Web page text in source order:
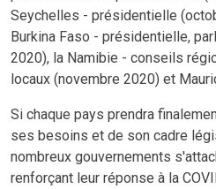
Seychelles - présidentielle
Burkina Faso - présidentielle,
2020), la Namibie - conseils
locaux (novembre 2020) et
Si chaque pays prendra
ses besoins et de son cadre
nombreux gouvernements
renforçant leur réponse à la